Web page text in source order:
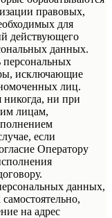
правовых,
для
действующего
данных.
персональных
исключающие
лиц.
никогда, ни при
лицам,
если
Оператору
данных,
на адрес